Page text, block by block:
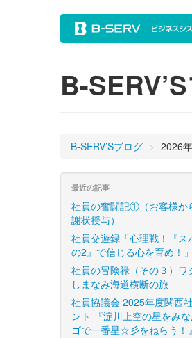
B-
B-SERV’Sブログ > 2026
最近の記事
社員の奮闘記①（お客様か
謝状授与）
社員交遊録「心理戦！『ス
の2』で信じる心を育め！」
社員の冒険禄（その３）ワ
しまなみ海道横断の旅
社員協議会 2025年度関西
ント 『淀川上空の星をみ
ゴで一番星☆彡をねらう！』